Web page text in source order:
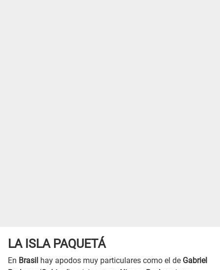
LA ISLA PAQUETÁ
En Brasil hay apodos muy particulares como el de Gabriel